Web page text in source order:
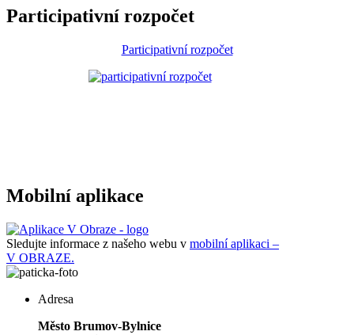
Participativní rozpočet
Participativní rozpočet
Mobilní aplikace
Sledujte informace z našeho webu v mobilní aplikaci –
V OBRAZE.
Adresa
Město Brumov-Bylnice